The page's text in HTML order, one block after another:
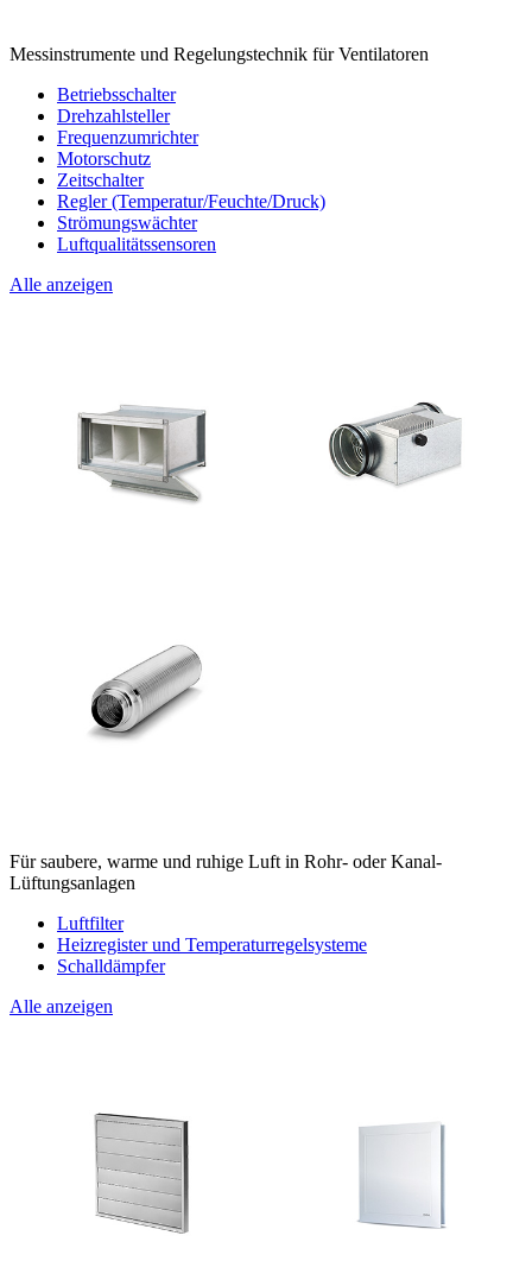
Messinstrumente und Regelungstechnik für Ventilatoren
Betriebsschalter
Drehzahlsteller
Frequenzumrichter
Motorschutz
Zeitschalter
Regler (Temperatur/Feuchte/Druck)
Strömungswächter
Luftqualitätssensoren
Alle anzeigen
Für saubere, warme und ruhige Luft in Rohr- oder Kanal-
Lüftungsanlagen
Luftfilter
Heizregister und Temperaturregelsysteme
Schalldämpfer
Alle anzeigen